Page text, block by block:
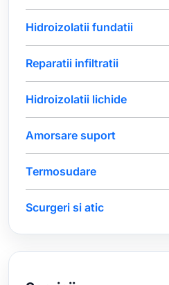
Hidroizolatii fundatii
Reparatii infiltratii
Hidroizolatii lichide
Amorsare suport
Termosudare
Scurgeri si atic